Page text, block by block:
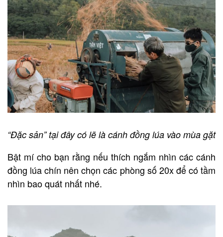
“Đặc sản” tại đây có lẽ là cánh đồng lúa vào mùa gặt
Bật mí cho bạn rằng nếu thích ngắm nhìn các cánh
đồng lúa chín nên chọn các phòng số 20x để có tầm
nhìn bao quát nhất nhé.